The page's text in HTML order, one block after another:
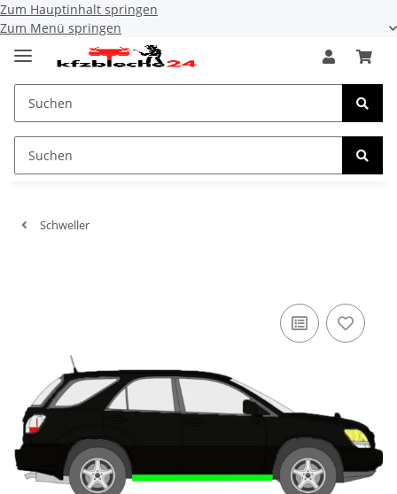
Zum Hauptinhalt springen
Zum Menü springen
Schweller